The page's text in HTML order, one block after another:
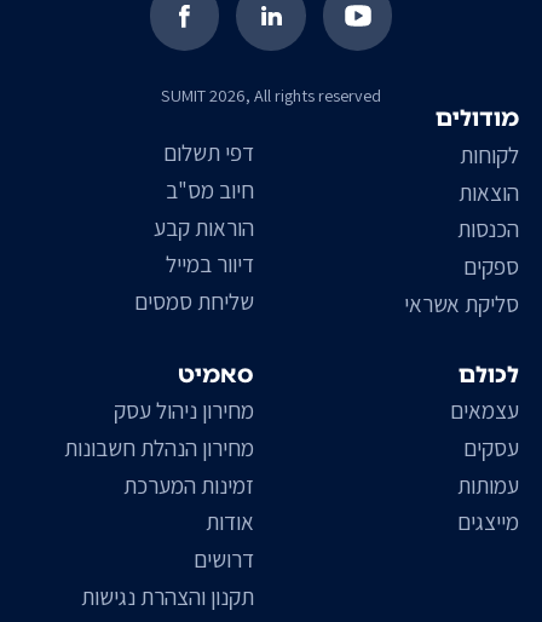
SUMIT 2026, All rights reserved
סאמיט
מחירון ניהול עסק
מחירון הנהלת חשבונות
זמינות המערכת
אודות
דרושים
תקנון והצהרת נגישות
דפי תשלום
חיוב מס"ב
הוראות קבע
דיוור במייל
שליחת סמסים
מודולים
לקוחות
הוצאות
הכנסות
ספקים
סליקת אשראי
לכולם
עצמאים
עסקים
עמותות
מייצגים